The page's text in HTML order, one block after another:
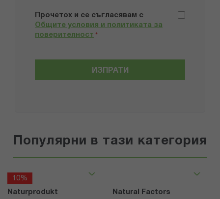
Прочетох и се съгласявам с
Общите условия и политиката за
поверителност *
ИЗПРАТИ
Популярни в тази категория
10%
Naturprodukt
Natural Factors